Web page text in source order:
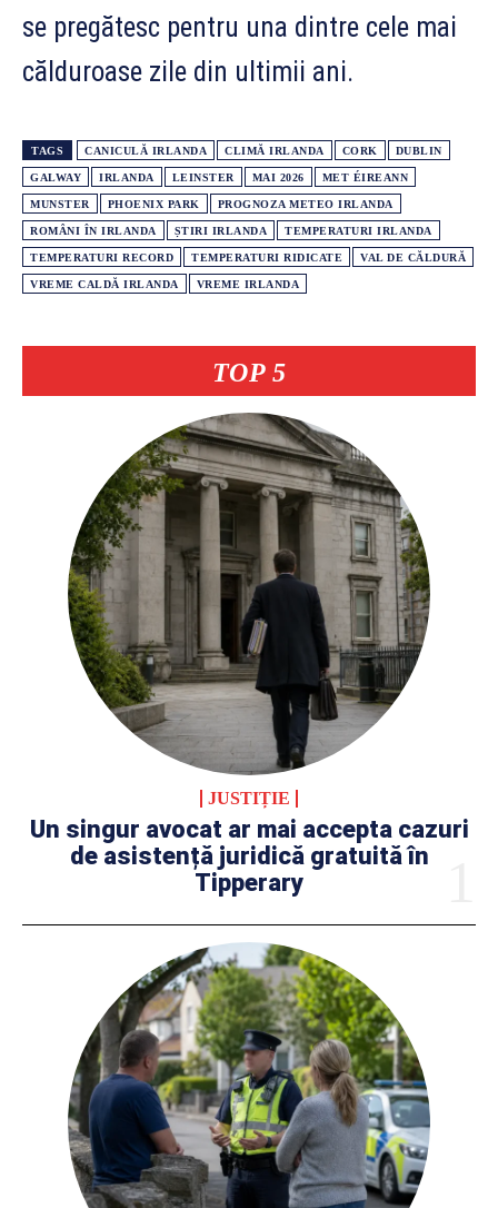
TOP 5
JUSTIȚIE
Un singur avocat ar mai accepta cazuri
de asistență juridică gratuită în
Tipperary
se pregătesc pentru una dintre cele mai
călduroase zile din ultimii ani.
TAGS CANICULĂ IRLANDA CLIMĂ IRLANDA CORK DUBLIN
GALWAY IRLANDA LEINSTER MAI 2026 MET ÉIREANN
MUNSTER PHOENIX PARK PROGNOZA METEO IRLANDA
ROMÂNI ÎN IRLANDA ȘTIRI IRLANDA TEMPERATURI IRLANDA
TEMPERATURI RECORD TEMPERATURI RIDICATE VAL DE CĂLDURĂ
VREME CALDĂ IRLANDA VREME IRLANDA